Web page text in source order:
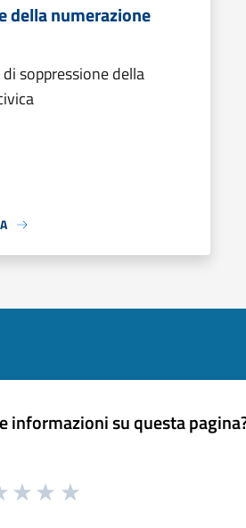
della numerazione
soppressione della
informazioni su questa